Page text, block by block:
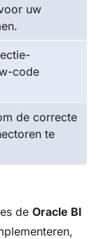
uw
code
de correcte
te
de Oracle BI